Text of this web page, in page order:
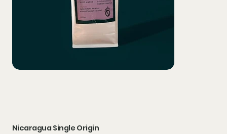
Nicaragua Single Origin